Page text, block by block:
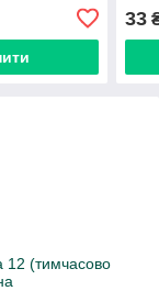
117772
33
12 (тимчасово